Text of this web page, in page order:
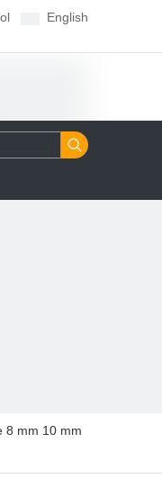
English
8 mm 10 mm